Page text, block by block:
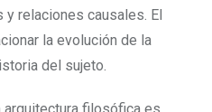
relaciones causales. El
la evolución de la
del sujeto.